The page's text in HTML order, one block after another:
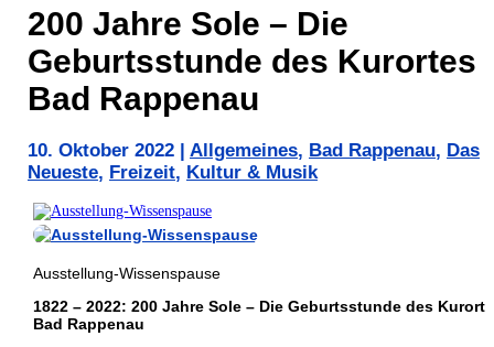
200 Jahre Sole – Die
Geburtsstunde des Kurortes
Bad Rappenau
10. Oktober 2022 Allgemeines, Bad Rappenau, Das
Neueste, Freizeit, Kultur & Musik
Ausstellung-Wissenspause
1822 – 2022: 200 Jahre Sole – Die Geburtsstunde des
Bad Rappenau